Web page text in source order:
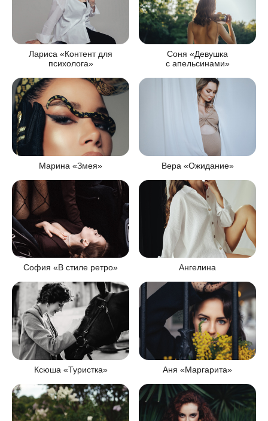
Лариса «Контент для
психолога»
Соня «Девушка
с апельсинами»
Марина «Змея» Вера «Ожидание»
София «В стиле ретро» Ангелина
Ксюша «Туристка» Аня «Маргарита»